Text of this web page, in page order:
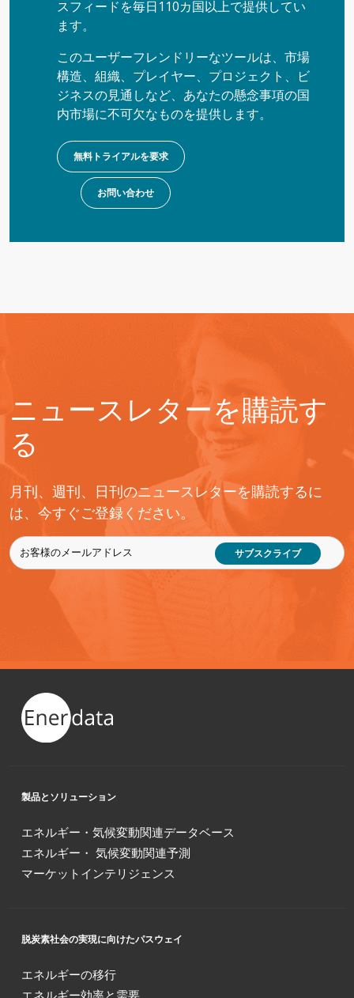
スフィードを毎日110カ国以上で提供してい
ます。
このユーザーフレンドリーなツールは、市場
構造、組織、プレイヤー、プロジェクト、ビ
ジネスの見通しなど、あなたの懸念事項の国
内市場に不可欠なものを提供します。
無料トライアルを要求
お問い合わせ
ニュースレターを購読す
る
月刊、週刊、日刊のニュースレターを購読するに
は、今すぐご登録ください。
サブスクライブ
製品とソリューション
エネルギー・気候変動関連データベース
エネルギー・ 気候変動関連予測
マーケットインテリジェンス
脱炭素社会の実現に向けたパスウェイ
エネルギーの移行
エネルギー効率と需要